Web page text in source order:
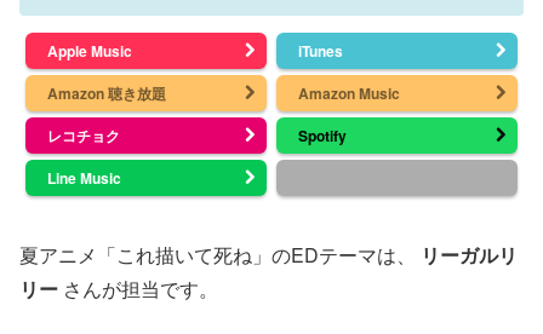
Apple Music
iTunes
Amazon 聴き放題
Amazon Music
レコチョク
Spotify
Line Music
夏アニメ「これ描いて死ね」のEDテーマは、
リーガルリ
リー さんが担当です。